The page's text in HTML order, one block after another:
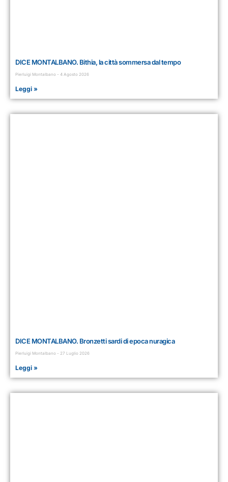
DICE MONTALBANO. Bithia, la città sommersa dal tempo
Pierluigi Montalbano 4 Agosto 2026
Leggi »
DICE MONTALBANO. Bronzetti sardi di epoca nuragica
Pierluigi Montalbano 27 Luglio 2026
Leggi »